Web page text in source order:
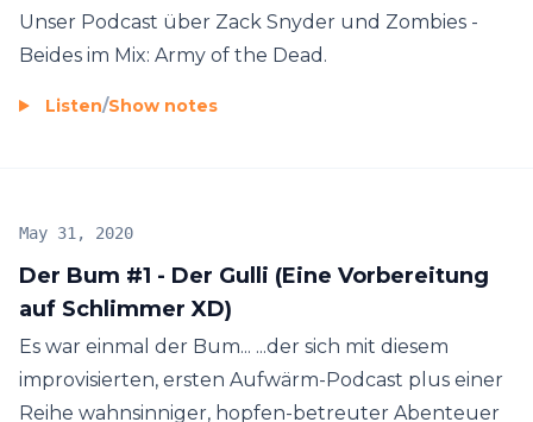
Unser Podcast über Zack Snyder und Zombies -
Beides im Mix: Army of the Dead.
Listen/Show notes
Der Bum #1 - Der Gulli (Eine Vorbereitung
auf Schlimmer XD)
May 31, 2020
Es war einmal der Bum... ...der sich mit diesem
improvisierten, ersten Aufwärm-Podcast plus einer
Reihe wahnsinniger, hopfen-betreuter Abenteuer